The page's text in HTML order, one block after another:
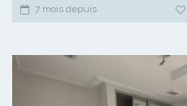
7 mois depuis